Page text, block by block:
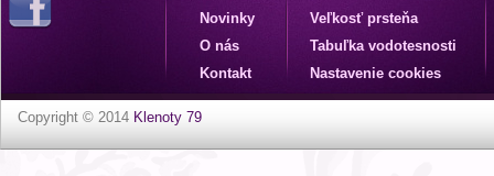
Novinky
O nás
Kontakt
Veľkosť prsteňa
Tabuľka vodotesnosti
Nastavenie cookies
Copyright © 2014 Klenoty 79